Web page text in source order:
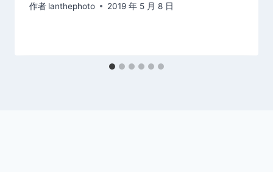
作者 lanthephoto 2019 年 5 月 8 日